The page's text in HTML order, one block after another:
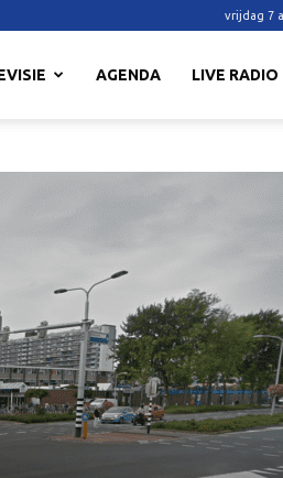
vrijdag 7
AGENDA LIVE RADIO